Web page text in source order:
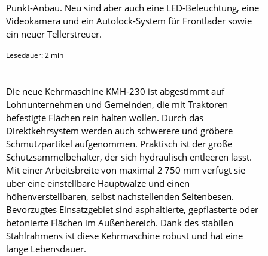
Punkt-Anbau. Neu sind aber auch eine LED-Beleuchtung, eine
Videokamera und ein Autolock-System für Frontlader sowie
ein neuer Tellerstreuer.
Lesedauer:2 min
Die neue Kehrmaschine KMH-230 ist abgestimmt auf
Lohnunternehmen und Gemeinden, die mit Traktoren
befestigte Flächen rein halten wollen. Durch das
Direktkehrsystem werden auch schwerere und gröbere
Schmutzpartikel aufgenommen. Praktisch ist der große
Schutzsammelbehälter, der sich hydraulisch entleeren lässt.
Mit einer Arbeitsbreite von maximal 2 750 mm verfügt sie
über eine einstellbare Hauptwalze und einen
höhenverstellbaren, selbst nachstellenden Seitenbesen.
Bevorzugtes Einsatzgebiet sind asphaltierte, gepflasterte oder
betonierte Flächen im Außenbereich. Dank des stabilen
Stahlrahmens ist diese Kehrmaschine robust und hat eine
lange Lebensdauer.